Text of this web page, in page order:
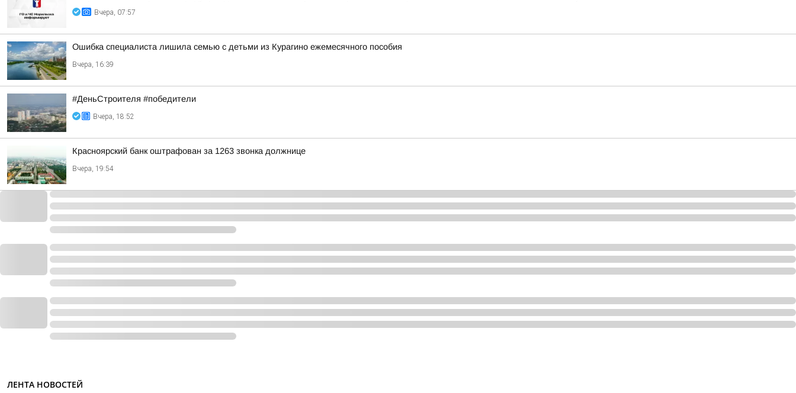
Вчера, 07:57
Ошибка специалиста лишила семью с детьми из Курагино ежемесячного пособия
Вчера, 16:39
#ДеньСтроителя #победители
Вчера, 18:52
Красноярский банк оштрафован за 1263 звонка должнице
Вчера, 19:54
ЛЕНТА НОВОСТЕЙ